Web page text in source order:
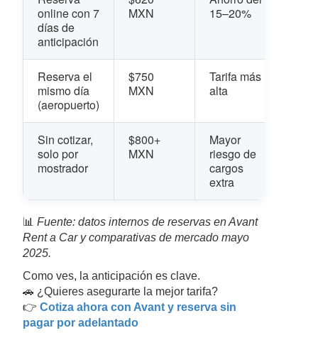
online con 7
días de
anticipación
MXN
15–20%
Reserva el
mismo día
(aeropuerto)
$750
MXN
Tarifa más
alta
Sin cotizar,
solo por
mostrador
$800+
MXN
Mayor
riesgo de
cargos
extra
📊Fuente: datos internos de reservas en Avant
Rent a Car y comparativas de mercado mayo
2025.
Como ves, la anticipación es clave.
🚗 ¿Quieres asegurarte la mejor tarifa?
👉 Cotiza ahora con Avant y reserva sin
pagar por adelantado